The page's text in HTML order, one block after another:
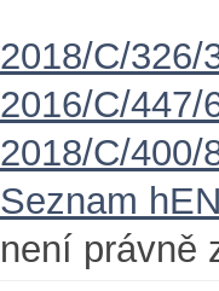
2018/C/326/
2016/C/447/
2018/C/400/
Seznam
není právně